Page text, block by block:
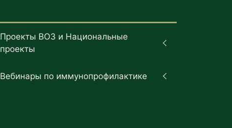
Проекты ВОЗ и Национальные
проекты
Вебинары по иммунопрофилактике